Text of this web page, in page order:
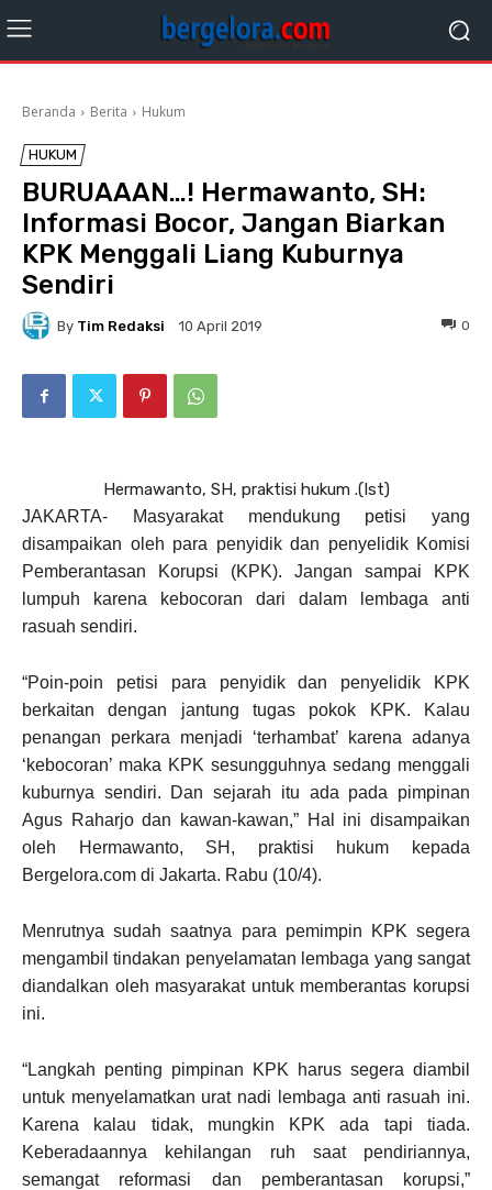
Beranda Berita Hukum
HUKUM
BURUAAAN…! Hermawanto, SH:
Informasi Bocor, Jangan Biarkan
KPK Menggali Liang Kuburnya
Sendiri
By Tim Redaksi 10 April 2019 0
Hermawanto, SH, praktisi hukum .(Ist)
JAKARTA- Masyarakat mendukung petisi yang
disampaikan oleh para penyidik dan penyelidik Komisi
Pemberantasan Korupsi (KPK). Jangan sampai KPK
lumpuh karena kebocoran dari dalam lembaga anti
rasuah sendiri.
“Poin-poin petisi para penyidik dan penyelidik KPK
berkaitan dengan jantung tugas pokok KPK. Kalau
penangan perkara menjadi ‘terhambat’ karena adanya
‘kebocoran’ maka KPK sesungguhnya sedang menggali
kuburnya sendiri. Dan sejarah itu ada pada pimpinan
Agus Raharjo dan kawan-kawan,” Hal ini disampaikan
oleh Hermawanto, SH, praktisi hukum kepada
Bergelora.com di Jakarta. Rabu (10/4).
Menrutnya sudah saatnya para pemimpin KPK segera
mengambil tindakan penyelamatan lembaga yang sangat
diandalkan oleh masyarakat untuk memberantas korupsi
ini.
“Langkah penting pimpinan KPK harus segera diambil
untuk menyelamatkan urat nadi lembaga anti rasuah ini.
Karena kalau tidak, mungkin KPK ada tapi tiada.
Keberadaannya kehilangan ruh saat pendiriannya,
semangat reformasi dan pemberantasan korupsi,”